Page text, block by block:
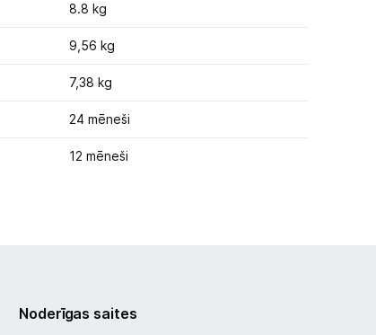
8.8 kg
9,56 kg
7,38 kg
24 mēneši
12 mēneši
Noderīgas saites